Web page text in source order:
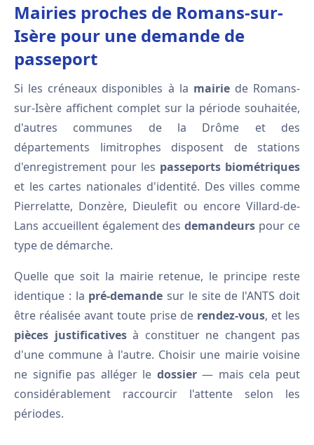
Mairies proches de Romans-sur-
Isère pour une demande de
passeport
Si les créneaux disponibles à la mairiede Romans-
sur-Isère affichent complet sur la période souhaitée,
d'autres communes de la Drôme et des
départements limitrophes disposent de stations
d'enregistrement pour les passeports biométriques
et les cartes nationales d'identité. Des villes comme
Pierrelatte, Donzère, Dieulefit ou encore Villard-de-
Lans accueillent également desdemandeurs pour ce
type de démarche.
Quelle que soit la mairie retenue, le principe reste
identique : la pré-demande sur le site de l'ANTS doit
être réalisée avant toute prise de rendez-vous, et les
pièces justificativesà constituer ne changent pas
d'une commune à l'autre. Choisir une mairie voisine
ne signifie pas alléger le dossier— mais cela peut
considérablement raccourcir l'attente selon les
périodes.